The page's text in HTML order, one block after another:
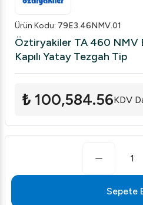
Ürün Kodu: 79E3.46NMV.01
Öztiryakiler TA 460 NMV
Kapılı Yatay Tezgah Tip
₺ 100,584.56KDV
1
Sepete